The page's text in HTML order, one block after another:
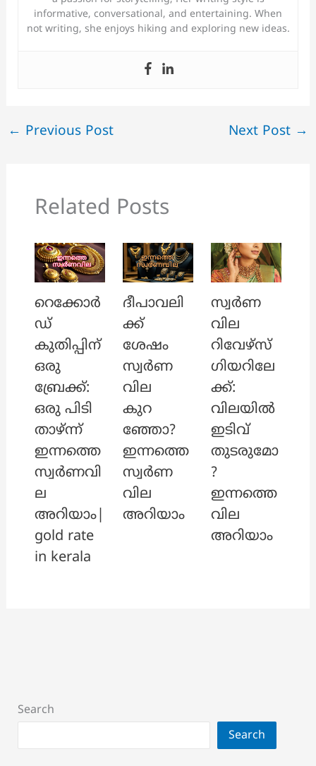
informative, conversational, and entertaining. When
not writing, she enjoys hiking and exploring new ideas.
← Previous Post Next Post →
Related Posts
റെക്കോർ
ഡ്
കുതിപ്പിന്
ഒരു
ബ്രേക്ക്:
ഒരു പിടി
താഴ്ന്ന്
ഇന്നത്തെ
സ്വർണവി
ല
അറിയാം|
gold rate
in kerala
ദീപാവലി
ക്ക്
ശേഷം
സ്വർണ
വില
കുറ
ഞ്ഞോ?
ഇന്നത്തെ
സ്വർണ
വില
അറിയാം
സ്വർണ
വില
റിവേഴ്‌സ്
ഗിയറിലേ
ക്ക്:
വിലയിൽ
ഇടിവ്
തുടരുമോ
?
ഇന്നത്തെ
വില
അറിയാം
Search
Search